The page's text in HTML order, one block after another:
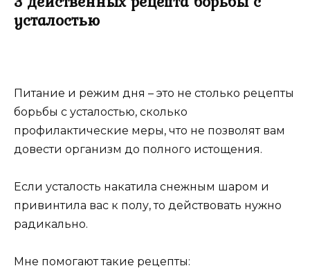
усталостью
Питание и режим дня – это не столько рецепты
борьбы с усталостью, сколько
профилактические меры, что не позволят вам
довести организм до полного истощения.
Если усталость накатила снежным шаром и
привинтила вас к полу, то действовать нужно
радикально.
Мне помогают такие рецепты: